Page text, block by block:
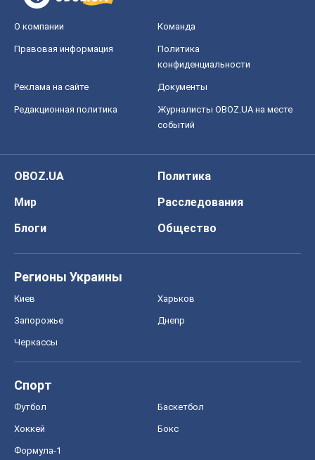
О компании Команда
Правовая информация
Политика
конфиденциальности
Реклама на сайте Документы
Редакционная политика
Журналисты OBOZ.UA на месте
событий
OBOZ.UA
Политика
Мир
Расследования
Блоги
Общество
Регионы Украины
Киев Харьков
Запорожье Днепр
Черкассы
Спорт
Футбол Баскетбол
Хоккей Бокс
Формула-1